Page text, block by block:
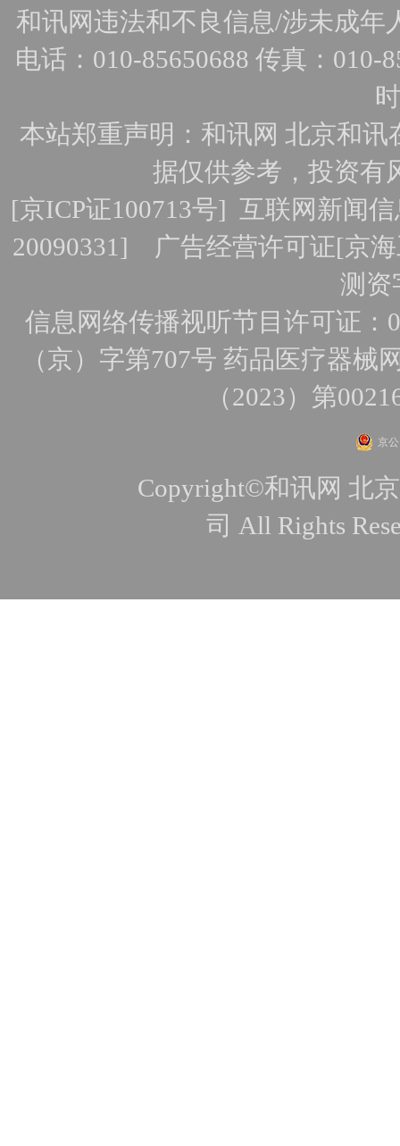
和讯网违法和不良信息/涉未成年
电话：010-85650688 传真：010-
本站郑重声明：和讯网 北京和
据仅供参考，投资有
[京ICP证100713号]互联网新闻
20090331] 广告经营许可证[京
测资
信息网络传播视听节目许可证：
（京）字第707号 药品医疗器械
（2023）第
京
Copyright©和讯网 北
司 All Rights